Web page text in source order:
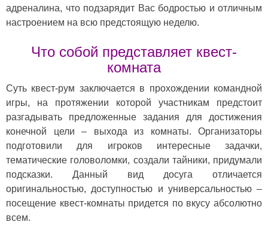
адреналина, что подзарядит Вас бодростью и отличным
настроением на всю предстоящую неделю.
Что собой представляет квест-
комната
Суть квест-рум заключается в прохождении командной
игры, на протяжении которой участникам предстоит
разгадывать предложенные задания для достижения
конечной цели – выхода из комнаты. Организаторы
подготовили для игроков интересные задачки,
тематические головоломки, создали тайники, придумали
подсказки. Данный вид досуга отличается
оригинальностью, доступностью и универсальностью –
посещение квест-комнаты придется по вкусу абсолютно
всем.